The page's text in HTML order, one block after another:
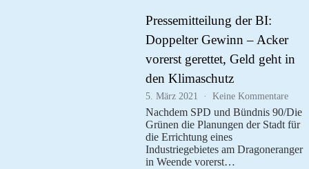
Pressemitteilung der BI:
Doppelter Gewinn – Acker
vorerst gerettet, Geld geht in
den Klimaschutz
5. März 2021 Keine Kommentarezu
der
BI:
Nachdem SPD und Bündnis 90/Die
Grünen die Planungen der Stadt für
die Errichtung eines
Industriegebietes am Dragoneranger
in Weende vorerst…